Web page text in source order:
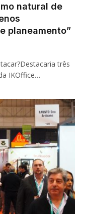
natural de
planeamento”
três
IKOffice…